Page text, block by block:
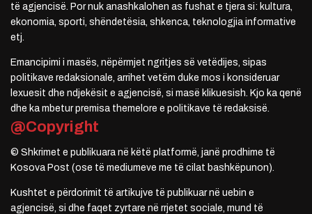
të agjencisë. Por nuk anashkalohen as fushat e tjera si: kultura,
ekonomia, sporti, shëndetësia, shkenca, teknologjia informative
etj.
Emancipimi i masës, nëpërmjet ngritjes së vetëdijes, sipas
politikave redaksionale, arrihet vetëm duke mos i konsideruar
lexuesit dhe ndjekësit e agjencisë, si masë klikuesish. Kjo ka qenë
dhe ka mbetur premisa themelore e politikave të redaksisë.
@Copyright
© Shkrimet e publikuara në këtë platformë, janë prodhime të
Kosova Post (ose të mediumeve me të cilat bashkëpunon).
Kushtet e përdorimit të artikujve të publikuar në uebin e
agjencisë, si dhe faqet zyrtare në rrjetet sociale, mund të